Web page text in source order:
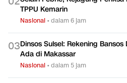
TPPU Kemarin
Nasional •dalam 6 jam
03Dinsos Sulsel: Rekening
Ada di Makassar
Nasional •dalam 5 jam